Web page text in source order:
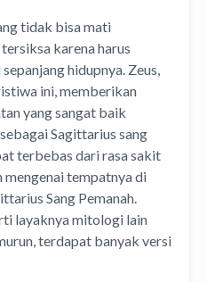
tidak bisa mati
karena harus
hidupnya. Zeus,
ini, memberikan
yang sangat baik
Sagittarius sang
terbebas dari rasa sakit
mengenai tempatnya di
Sang Pemanah.
layaknya mitologi lain
terdapat banyak versi